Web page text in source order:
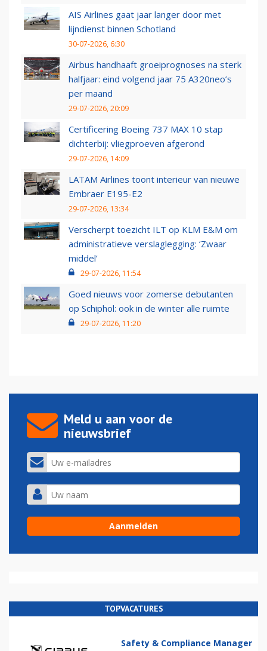
AIS Airlines gaat jaar langer door met
lijndienst binnen Schotland
30-07-2026, 6:30
Airbus handhaaft groeiprognoses na sterk
halfjaar: eind volgend jaar 75 A320neo’s
per maand
29-07-2026, 20:09
Certificering Boeing 737 MAX 10 stap
dichterbij: vliegproeven afgerond
29-07-2026, 14:09
LATAM Airlines toont interieur van nieuwe
Embraer E195-E2
29-07-2026, 13:34
Verscherpt toezicht ILT op KLM E&M om
administratieve verslaglegging: ‘Zwaar
middel’
29-07-2026, 11:54
Goed nieuws voor zomerse debutanten
op Schiphol: ook in de winter alle ruimte
29-07-2026, 11:20
Meld u aan voor de
nieuwsbrief
TOPVACATURES
Safety & Compliance Manager